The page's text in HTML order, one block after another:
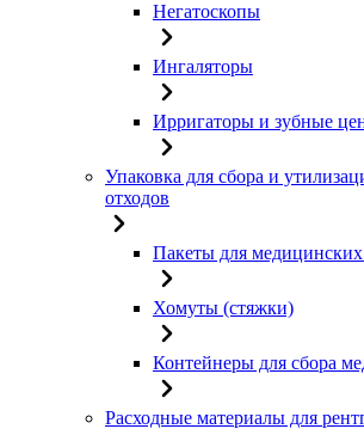
Негатоскопы
Ингаляторы
Ирригаторы и зубные
Упаковка для сбора и
отходов
Пакеты для медицинских
Хомуты (стяжки)
Контейнеры для сбора
Расходные материалы для